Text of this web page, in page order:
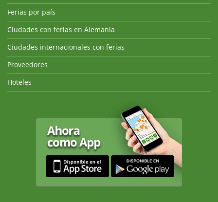
Ferias por país
Ciudades con ferias en Alemania
Ciudades internacionales con ferias
Proveedores
Hoteles